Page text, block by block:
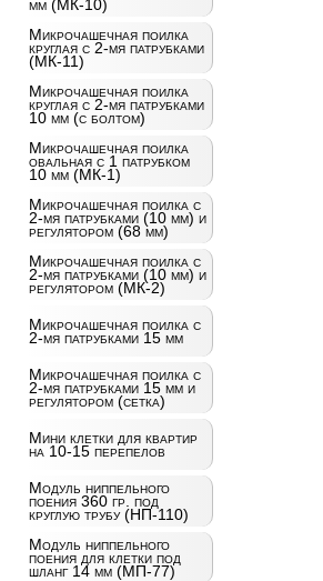
мм (МК-10)
Микрочашечная поилка
круглая с 2-мя патрубками
(МК-11)
Микрочашечная поилка
круглая с 2-мя патрубками
10 мм (с болтом)
Микрочашечная поилка
овальная с 1 патрубком
10 мм (МК-1)
Микрочашечная поилка с
2-мя патрубками (10 мм) и
регулятором (68 мм)
Микрочашечная поилка с
2-мя патрубками (10 мм) и
регулятором (МК-2)
Микрочашечная поилка с
2-мя патрубками 15 мм
Микрочашечная поилка с
2-мя патрубками 15 мм и
регулятором (сетка)
Мини клетки для квартир
на 10-15 перепелов
Модуль ниппельного
поения 360 гр. под
круглую трубу (НП-110)
Модуль ниппельного
поения для клетки под
шланг 14 мм (МП-77)